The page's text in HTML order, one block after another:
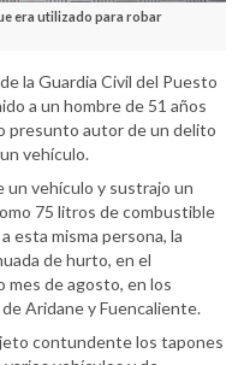
era utilizado para robar
la Guardia Civil del Puesto
a un hombre de 51 años
presunto autor de un delito
vehículo.
un vehículo y sustrajo un
75 litros de combustible
esta misma persona, la
de hurto, en el
mes de agosto, en los
Aridane y Fuencaliente.
contundente los tapones